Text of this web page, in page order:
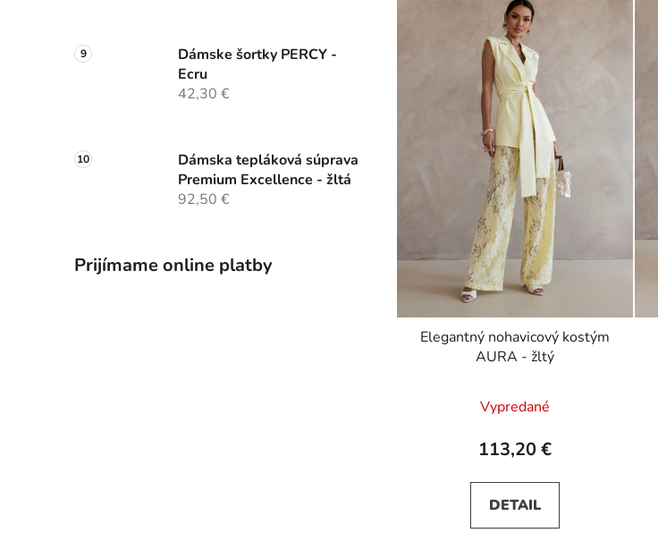
Dámske šortky PERCY -
Ecru
42,30 €
Dámska tepláková súprava
Premium Excellence - žltá
92,50 €
Prijímame online platby
Elegantný nohavicový kostým
AURA - žltý
Vypredané
113,20 €
DETAIL